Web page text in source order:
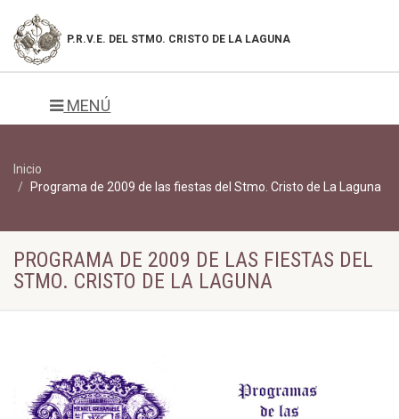
P.R.V.E. DEL STMO. CRISTO DE LA LAGUNA
MENÚ
Inicio
Programa de 2009 de las fiestas del Stmo. Cristo de La Laguna
PROGRAMA DE 2009 DE LAS FIESTAS DEL
STMO. CRISTO DE LA LAGUNA